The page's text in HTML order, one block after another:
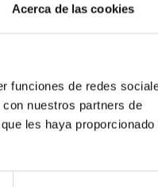
Acerca de las cookies
funciones de redes
nuestros partners de
les haya proporcionado
Julio
Junio
Abril